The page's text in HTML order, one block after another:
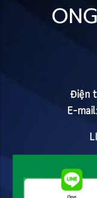
Điện
E-mail: